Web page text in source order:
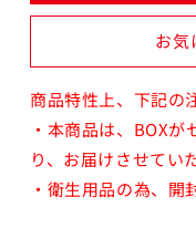
お気
商品特性上、下記の
・本商品は、BOX
り、お届けさせてい
・衛生用品の為、開